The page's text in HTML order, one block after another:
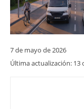
7 de mayo de 2026
Última actualización: 13